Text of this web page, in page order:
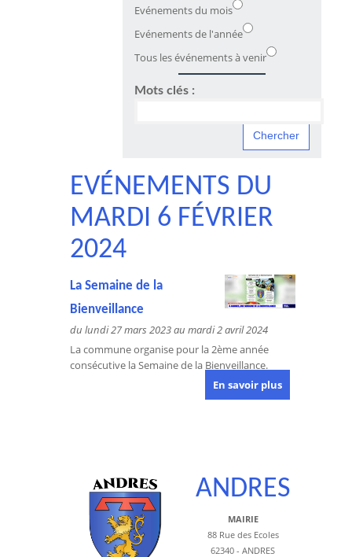
Evénements du mois
Evénements de l'année
Tous les événements à venir
Mots clés :
EVÉNEMENTS DU
MARDI 6 FÉVRIER
2024
La Semaine de la
Bienveillance
du lundi 27 mars 2023 au mardi 2 avril 2024
La commune organise pour la 2ème année
consécutive la Semaine de la Bienveillance.
En savoir plus
ANDRES
MAIRIE
88 Rue des Ecoles
62340 - ANDRES